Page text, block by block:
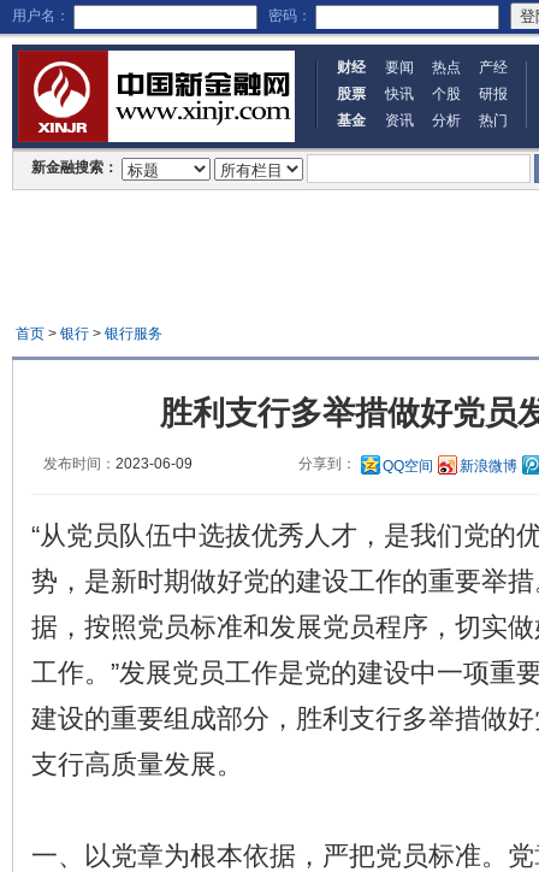
用户名： 密码：
财经 要闻 热点
产经
股票
快讯 个股
研报
基金
资讯 分析 热门
新金融搜索：
首页> 银行> 银行服务
胜利支行多举措做好党员
发布时间： 2023-06-09 分享到： QQ空间 新浪微博
“从党员队伍中选拔优秀人才，是我们党的
势，是新时期做好党的建设工作的重要举
据，按照党员标准和发展党员程序，切实
工作。”发展党员工作是党的建设中一项重
建设的重要组成部分，胜利支行多举措做
支行高质量发展。
一、以党章为根本依据，严把党员标准。